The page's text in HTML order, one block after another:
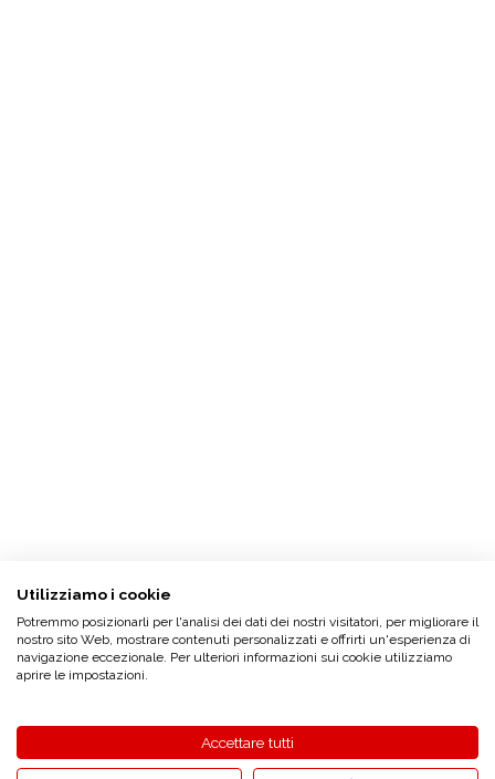
Utilizziamo i cookie
Potremmo posizionarli per l'analisi dei dati dei nostri visitatori, per migliorare il
nostro sito Web, mostrare contenuti personalizzati e offrirti un'esperienza di
navigazione eccezionale. Per ulteriori informazioni sui cookie utilizziamo
aprire le impostazioni.
Accettare tutti